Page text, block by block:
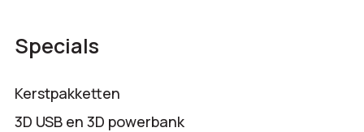
Specials
Kerstpakketten
3D USB en 3D powerbank